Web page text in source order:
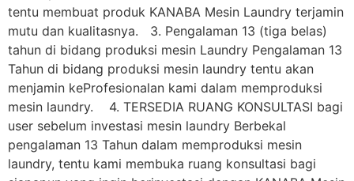
tentu membuat produk KANABA Mesin Laundry terjamin
mutu dan kualitasnya. 3. Pengalaman 13 (tiga belas)
tahun di bidang produksi mesin Laundry Pengalaman 13
Tahun di bidang produksi mesin laundry tentu akan
menjamin keProfesionalan kami dalam memproduksi
mesin laundry. 4. TERSEDIA RUANG KONSULTASI bagi
user sebelum investasi mesin laundry Berbekal
pengalaman 13 Tahun dalam memproduksi mesin
laundry, tentu kami membuka ruang konsultasi bagi